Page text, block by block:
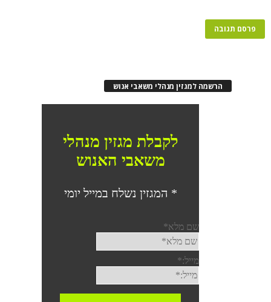
הרשמה למגזין מנהלי משאבי אנוש